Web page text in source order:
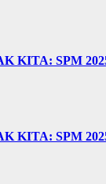
KITA: SPM
KITA: SPM